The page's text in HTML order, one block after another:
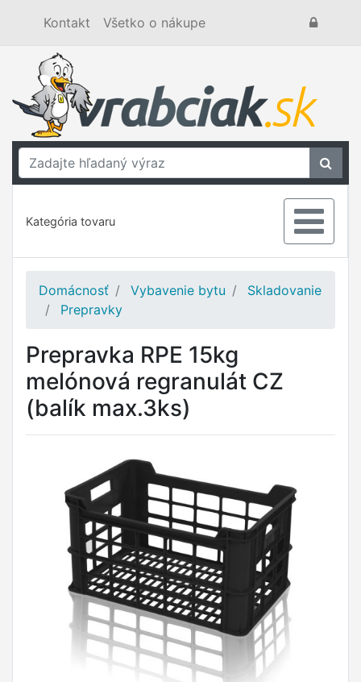
Kontakt Všetko o nákupe
Kategória tovaru
Domácnosť Vybavenie bytu
Skladovanie
Prepravky
Prepravka RPE 15kg
melónová regranulát CZ
(balík max.3ks)